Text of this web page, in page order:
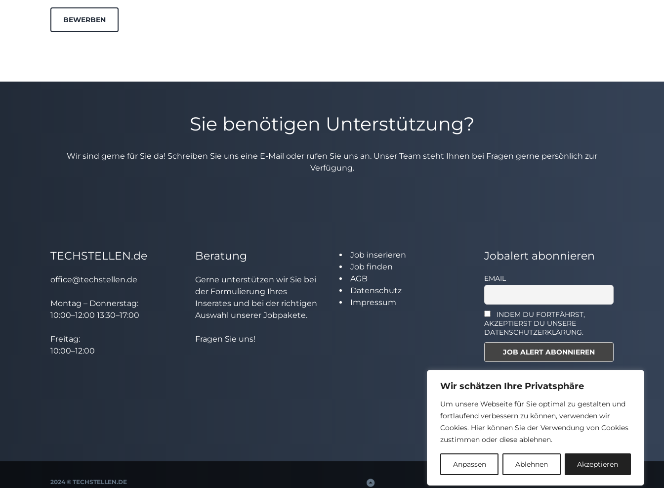
Wir schätzen Ihre Privatsphäre
Um unsere Webseite für Sie optimal zu gestalten und
fortlaufend verbessern zu können, verwenden wir
Cookies. Hier können Sie der Verwendung von Cookies
zustimmen oder diese ablehnen.
Anpassen Ablehnen Akzeptieren
BEWERBEN
Sie benötigen Unterstützung?
Wir sind gerne für Sie da! Schreiben Sie uns eine E-Mail oder rufen Sie uns an. Unser Team steht Ihnen bei Fragen gerne persönlich zur
Verfügung.
TECHSTELLEN.de
office@techstellen.de
Montag – Donnerstag:
10:00–12:00 13:30–17:00
Freitag:
10:00–12:00
Beratung
Gerne unterstützen wir Sie bei
der Formulierung Ihres
Inserates und bei der richtigen
Auswahl unserer Jobpakete.
Fragen Sie uns!
Job inserieren
Job finden
AGB
Datenschutz
Impressum
Jobalert abonnieren
EMAIL
INDEM DU FORTFÄHRST,
AKZEPTIERST DU UNSERE
DATENSCHUTZERKLÄRUNG.
Select the widget you want to
2024 © TECHSTELLEN.DE Back